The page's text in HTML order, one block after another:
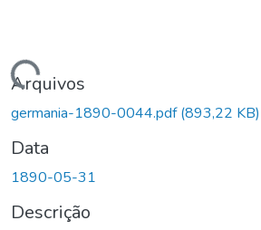
Carregando...
Arquivos
germania-1890-0044.pdf(893,22 KB)
Data
1890-05-31
Descrição